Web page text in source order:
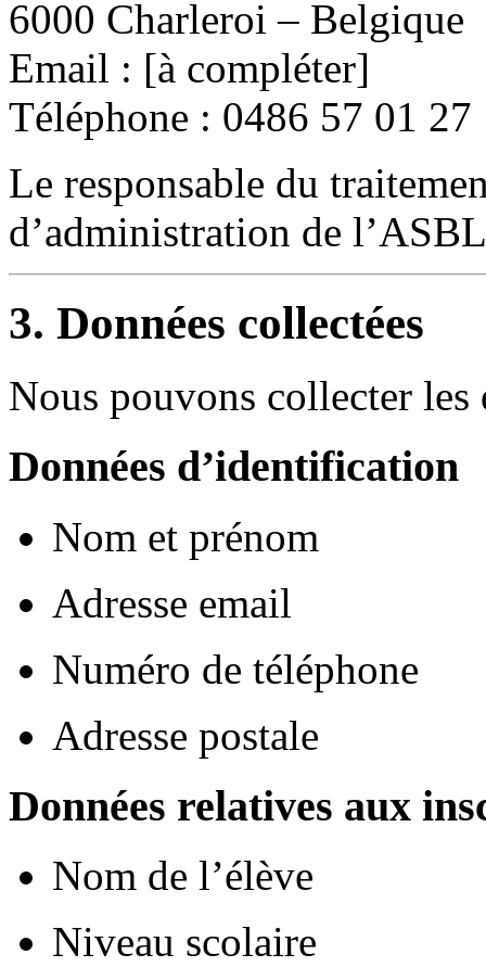
6000 Charleroi – Belgique
Email : [à compléter]
Téléphone : 0486 57 01 27
Le responsable du
d’administration de
3. Données collectées
Nous pouvons collecter les
Données d’identification
Nom et prénom
Adresse email
Numéro de téléphone
Adresse postale
Données relatives aux
Nom de l’élève
Niveau scolaire